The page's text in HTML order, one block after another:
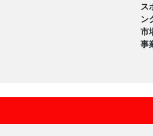
ス
ン
市
事